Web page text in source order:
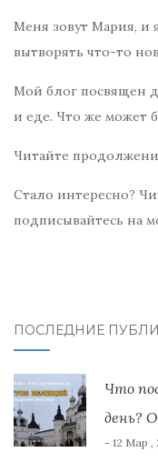
Меня зовут Мария, и
вытворять что-то
Мой блог посвящен
и еде. Что же может
Читайте
Стало интересно?
подписывайтесь на
ПОСЛЕДНИЕ
Что
день?
- 12 Мар ,